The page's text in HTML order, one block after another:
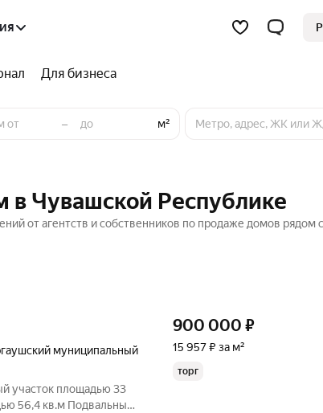
Для бизнеса
– м²
Чувашской Республике
от агентств и собственников по продаже домов рядом с
муниципальный
участок площадью 33
56,4 кв.м Подвальный
900 000 ₽
15 957 ₽ за м²
торг